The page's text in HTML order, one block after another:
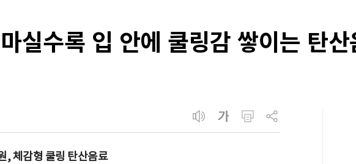
실수록 입 안에 쿨링감 쌓이는 탄
, 체감형 쿨링 탄산음료